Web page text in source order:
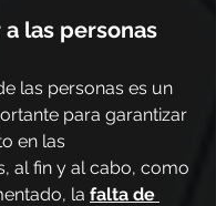
las personas
las personas es un
para garantizar
en las
al fin y al cabo, como
la falta de